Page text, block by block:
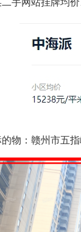
网站挂牌均价
：赣州市五指